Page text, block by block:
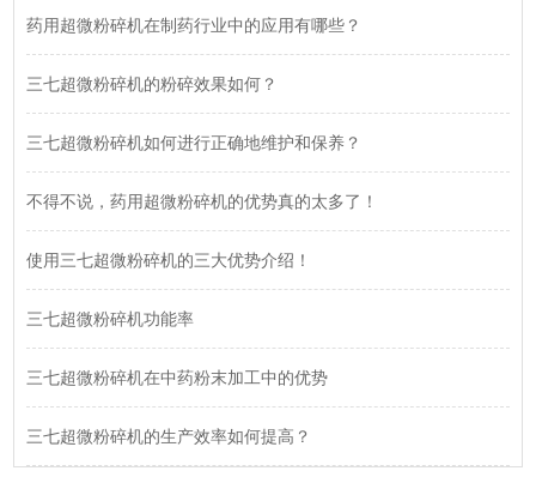
药用超微粉碎机在制药行业中的应用有哪些？
三七超微粉碎机的粉碎效果如何？
三七超微粉碎机如何进行正确地维护和保养？
不得不说，药用超微粉碎机的优势真的太多了！
使用三七超微粉碎机的三大优势介绍！
三七超微粉碎机功能率
三七超微粉碎机在中药粉末加工中的优势
三七超微粉碎机的生产效率如何提高？